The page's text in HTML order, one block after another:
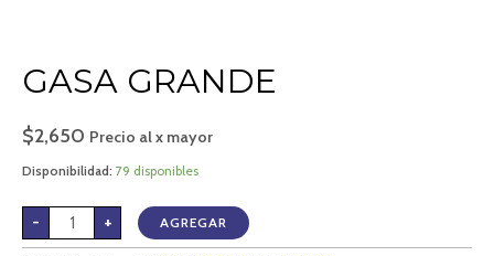
GASA GRANDE
$2,650 Precio al x mayor
Disponibilidad: 79 disponibles
- + AGREGAR